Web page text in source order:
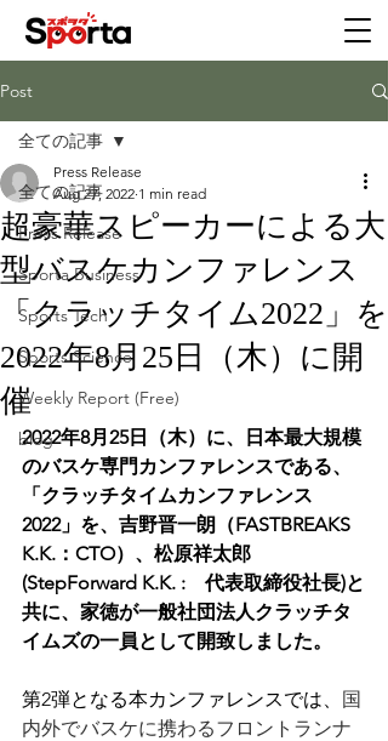
Post
全ての記事
Press Release
Sporta Business
Sports Tech
Sports Science
Weekly Report (Free)
blog
全ての記事
超豪華スピーカーによる大
型バスケカンファレンス
「クラッチタイム2022」を
2022年8月25日（木）に開
催
Press Release
Aug 27, 2022 1 min read
2022年8月25日（木）に、日本最大規模
のバスケ専門カンファレンスである、
「クラッチタイムカンファレンス
2022」を、吉野晋一朗（FASTBREAKS
K.K.：CTO）、松原祥太郎
(StepForward K.K. :　代表取締役社長)と
共に、家徳が一般社団法人クラッチタ
イムズの一員として開致しました。
第2弾となる本カンファレンスでは、 国
内外でバスケに携わるフロントランナ